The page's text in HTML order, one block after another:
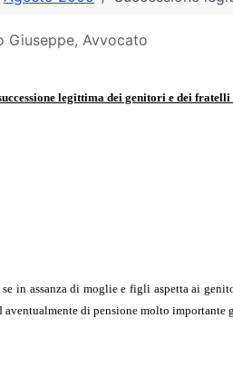
Giuseppe, Avvocato
legittima dei genitori e dei fratelli
in assanza di moglie e figli aspetta ai
di pensione molto importante